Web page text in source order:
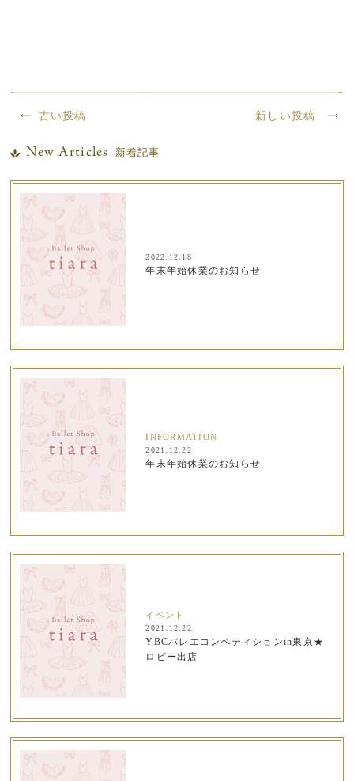
古い投稿 新しい投稿
New Articles 新着記事
2022.12.18
年末年始休業のお知らせ
INFORMATION
2021.12.22
年末年始休業のお知らせ
イベント
2021.12.22
YBCバレエコンペティションin東京★
ロビー出店